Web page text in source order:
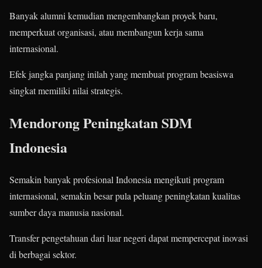
Banyak alumni kemudian mengembangkan proyek baru,
memperkuat organisasi, atau membangun kerja sama
internasional.
Efek jangka panjang inilah yang membuat program beasiswa
singkat memiliki nilai strategis.
Mendorong Peningkatan SDM
Indonesia
Semakin banyak profesional Indonesia mengikuti program
internasional, semakin besar pula peluang peningkatan kualitas
sumber daya manusia nasional.
Transfer pengetahuan dari luar negeri dapat mempercepat inovasi
di berbagai sektor.